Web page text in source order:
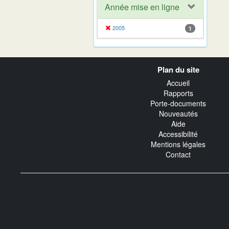
Année mise en ligne
2005 1
Plan du site
Accueil
Rapports
Porte-documents
Nouveautés
Aide
Accessibilité
Mentions légales
Contact